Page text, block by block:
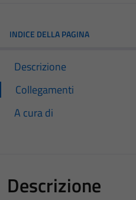
INDICE DELLA PAGINA
Descrizione
Collegamenti
A cura di
Descrizione